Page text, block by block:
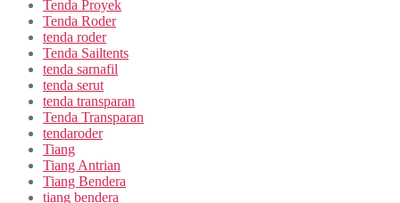
Tenda Proyek
Tenda Roder
tenda roder
Tenda Sailtents
tenda sarnafil
tenda serut
tenda transparan
Tenda Transparan
tendaroder
Tiang
Tiang Antrian
Tiang Bendera
tiang bendera